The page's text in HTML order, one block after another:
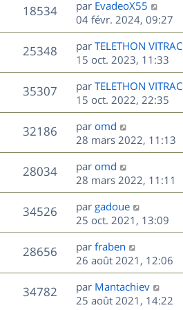
s
n
i
e
r
m
e
s
s
a
g
e
18534V
u
e
s
D
e
r
n
i
e
r
m
e
s
s
a
g
e
par EvadeoX55
04 févr. 2024, 09:27
25348V
u
D
e
r
n
i
e
r
m
e
s
s
a
g
e
par TELETHON VITRAC
15 oct. 2023, 11:33
35307V
u
e
D
e
r
n
i
e
r
m
e
s
s
a
g
e
par TELETHON VITRAC
15 oct. 2022, 22:35
32186V
u
D
e
r
n
i
e
r
m
e
s
s
a
g
e
par omd
28 mars 2022, 11:13
28034V
u
e
D
e
r
n
i
e
r
m
e
s
s
par omd
28 mars 2022, 11:11
34526V
u
e
s
D
e
r
n
i
e
r
m
par gadoue
25 oct. 2021, 13:09
28656V
u
e
D
e
r
n
i
par fraben
26 août 2021, 12:06
34782V
D
e
par Mantachiev
25 août 2021, 14:22